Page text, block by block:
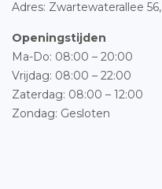
Adres: Zwartewaterallee 56,
Openingstijden
Ma-Do: 08:00 – 20:00
Vrijdag: 08:00 – 22:00
Zaterdag: 08:00 – 12:00
Zondag: Gesloten